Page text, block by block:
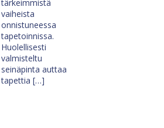
tärkeimmistä
vaiheista
onnistuneessa
tapetoinnissa.
Huolellisesti
valmisteltu
seinäpinta auttaa
tapettia […]